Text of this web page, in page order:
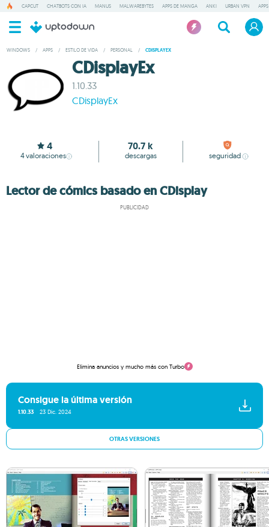
CAPCUT CHATBOTS CON IA MANUS MALWAREBYTES APPS DE MANGA ANKI URBAN VPN
WINDOWS / APPS / ESTILO DE VIDA / PERSONAL / CDISPLAYEX
CDisplayEx
1.10.33
CDisplayEx
4
4valoraciones
70.7 k
descargas seguridad
Lector de cómics basado en CDisplay
PUBLICIDAD
Elimina anuncios y mucho más con Turbo
Consigue la última versión
1.10.33 23 Dic. 2024
OTRAS VERSIONES